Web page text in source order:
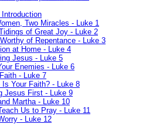
Introduction
Two Miracles - Luke 1
of Great Joy - Luke 2
of Repentance - Luke 3
at Home - Luke 4
Jesus - Luke 5
Enemies - Luke 6
- Luke 7
Is Your Faith? - Luke 8
Jesus First - Luke 9
Martha - Luke 10
Us to Pray - Luke 11
- Luke 12